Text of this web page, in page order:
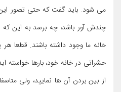
می شود. باید گفت که حتی تصور
چندش آور باشد، چه برسد به این
خانه ما وجود داشته باشند. قطعا
حشراتی در خانه خود، بارها خواسته
از بین بردن آن ها نمایید، ولی